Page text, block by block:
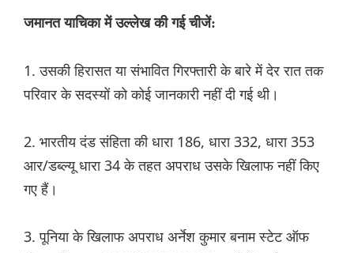
जमानत याचिका में उल्लेख की गई चीजें:
1. उसकी हिरासत या संभावित गिरफ्तारी के बारे में देर रात तक
परिवार के सदस्यों को कोई जानकारी नहीं दी गई थी।
2. भारतीय दंड संहिता की धारा 186, धारा 332, धारा 353
आर/डब्ल्यू धारा 34 के तहत अपराध उसके खिलाफ नहीं किए
गए हैं।
3. पूनिया के खिलाफ अपराध अर्नेश कुमार बनाम स्टेट ऑफ